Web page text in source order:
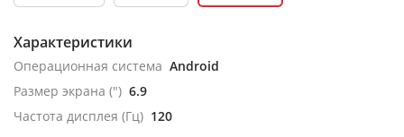
Характеристики
Операционная система Android
Размер экрана (") 6.9
Частота дисплея (Гц) 120